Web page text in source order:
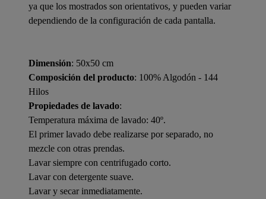
ya que los mostrados son orientativos, y pueden variar
dependiendo de la configuración de cada pantalla.
Dimensión: 50x50 cm
Composición del producto: 100% Algodón - 144
Hilos
Propiedades de lavado:
Temperatura máxima de lavado: 40º.
El primer lavado debe realizarse por separado, no
mezcle con otras prendas.
Lavar siempre con centrifugado corto.
Lavar con detergente suave.
Lavar y secar inmediatamente.